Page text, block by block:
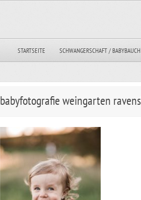
STARTSEITE SCHWANGERSCHAFT / BABYBAUCH
babyfotografie weingarten